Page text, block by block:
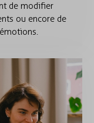
de modifier
ou encore de